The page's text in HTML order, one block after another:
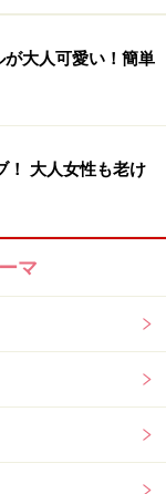
ラーは、バレイ
逆三角
ィ
が大人可愛い！簡単
！ 大人女性も老け
マ